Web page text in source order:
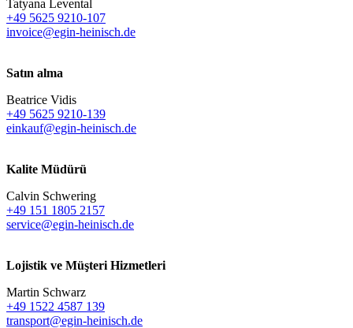
Tatyana Levental
+49 5625 9210-107
invoice@egin-heinisch.de
Satın alma
Beatrice Vidis
+49 5625 9210-139
einkauf@egin-heinisch.de
Kalite Müdürü
Calvin Schwering
+49 151 1805 2157
service@egin-heinisch.de
Lojistik ve Müşteri Hizmetleri
Martin Schwarz
+49 1522 4587 139
transport@egin-heinisch.de